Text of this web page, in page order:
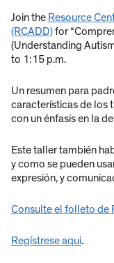
Join the Resource
(RCADD)for
(Understanding
to 1:15 p.m.
Un resumen para
características de los
con un énfasis en la
Este taller también
y como se pueden
expresión, y
Consulte el folleto de
Regístrese aqui.